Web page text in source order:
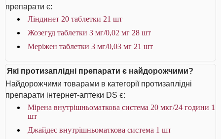
препарати є:
Ліндинет 20 таблетки 21 шт
Жозегуд таблетки 3 мг/0,02 мг 28 шт
Меріжен таблетки 3 мг/0,03 мг 21 шт
Які протизаплідні препарати є найдорожчими?
Найдорожчими товарами в категорії протизаплідні
препарати інтернет-аптеки DS є:
Мірена внутрішньоматкова система 20 мкг/24 години 1
шт
Джайдес внутрішньоматкова система 1 шт